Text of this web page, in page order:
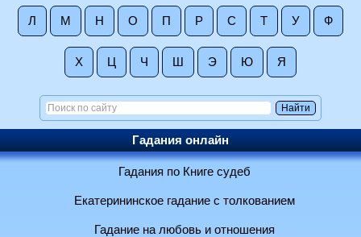
Л М Н О П Р С Т У Ф
Х Ц Ч Ш Э Ю Я
Гадания онлайн
Гадания по Книге судеб
Екатерининское гадание с толкованием
Гадание на любовь и отношения